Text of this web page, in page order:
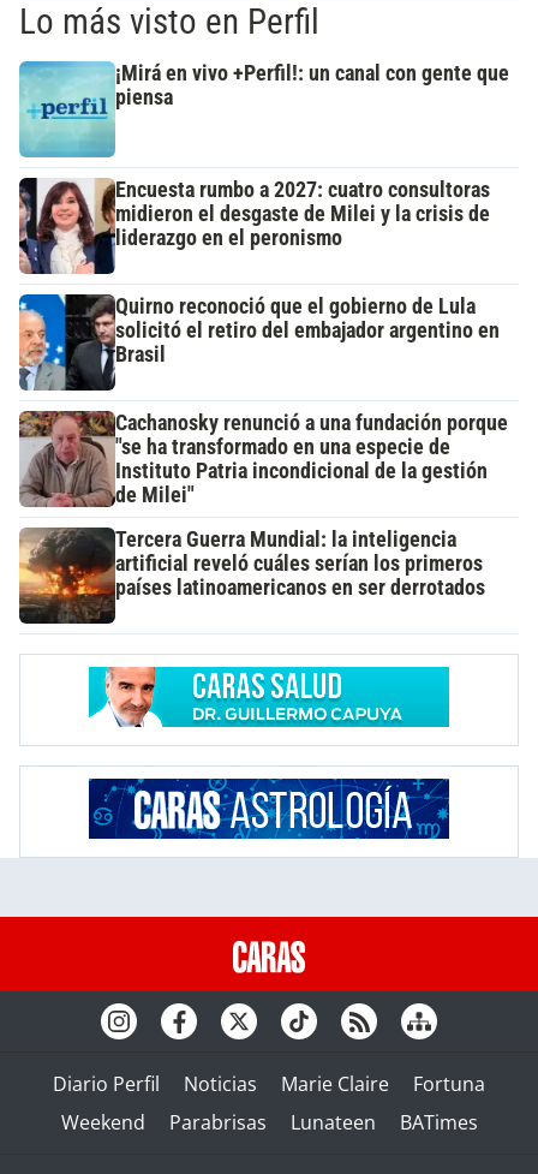
Lo más visto en Perfil
¡Mirá en vivo +Perfil!: un canal con gente que
piensa
Encuesta rumbo a 2027: cuatro consultoras
midieron el desgaste de Milei y la crisis de
liderazgo en el peronismo
Quirno reconoció que el gobierno de Lula
solicitó el retiro del embajador argentino en
Brasil
Cachanosky renunció a una fundación porque
"se ha transformado en una especie de
Instituto Patria incondicional de la gestión
de Milei"
Tercera Guerra Mundial: la inteligencia
artificial reveló cuáles serían los primeros
países latinoamericanos en ser derrotados
Diario Perfil Noticias Marie Claire
Fortuna
Weekend
Parabrisas Lunateen BATimes